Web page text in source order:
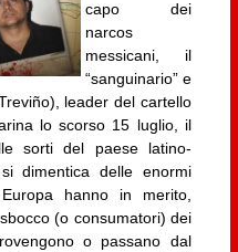
capo dei
narcos
messicani, il
“sanguinario” e
leader del cartello
lo scorso 15 luglio, il
sorti del paese latino-
dimentica delle enormi
hanno in merito,
(o consumatori) dei
o passano dal